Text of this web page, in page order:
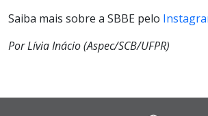
Saiba mais sobre a SBBE pelo
Por Lívia Inácio (Aspec/SCB/UFPR)